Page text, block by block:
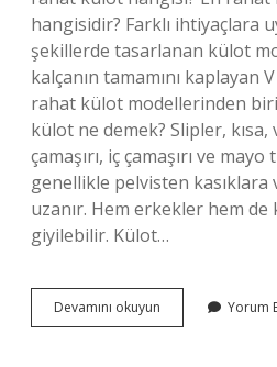
hangisidir? Farklı ihtiyaçlara
şekillerde tasarlanan külot
kalçanın tamamını kaplayan
rahat külot modellerinden
külot ne demek? Slipler,
çamaşırı, iç çamaşırı ve
genellikle pelvisten kasıklara
uzanır. Hem erkekler hem de
giyilebilir. Külot…
Devamını okuyun
Külot
Yorum